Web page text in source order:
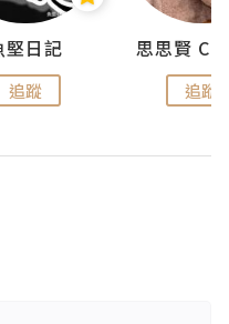
堅日記
追蹤 追蹤